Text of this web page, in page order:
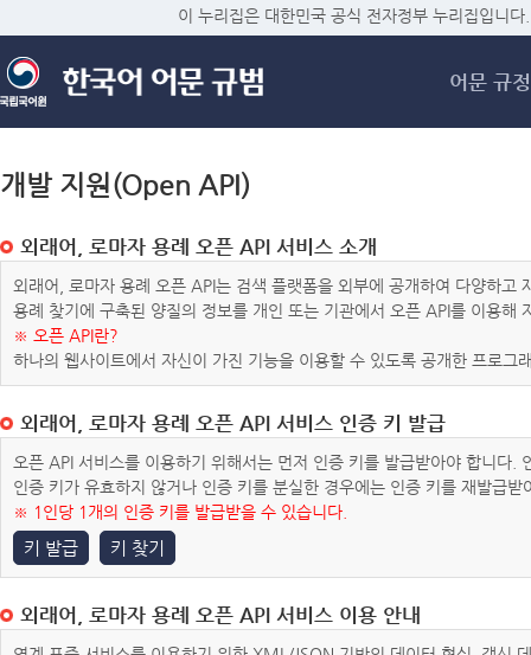
메
이 누리집은 대한민국 공식 전자정부 누리집입니다.
어문 규정
개발 지원(Open API)
외래어, 로마자 용례 오픈 API 서비스 소개
외래어, 로마자 용례 오픈 API는 검색 플랫폼을 외부에 공개하여 다양하
용례 찾기에 구축된 양질의 정보를 개인 또는 기관에서 오픈 API를 이용해
※ 오픈 API란?
하나의 웹사이트에서 자신이 가진 기능을 이용할 수 있도록 공개한 프로그
외래어, 로마자 용례 오픈 API 서비스 인증 키 발급
오픈 API 서비스를 이용하기 위해서는 먼저 인증 키를 발급받아야 합니다
인증 키가 유효하지 않거나 인증 키를 분실한 경우에는 인증 키를 재발급받
※ 1인당 1개의 인증 키를 발급받을 수 있습니다.
키 발급 키 찾기
외래어, 로마자 용례 오픈 API 서비스 이용 안내